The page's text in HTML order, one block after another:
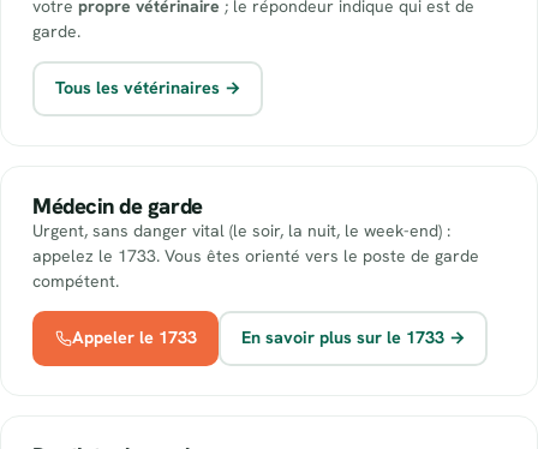
votre propre vétérinaire ; le répondeur indique qui est de
garde.
Tous les vétérinaires →
Médecin de garde
Urgent, sans danger vital (le soir, la nuit, le week-end) :
appelez le 1733. Vous êtes orienté vers le poste de garde
compétent.
Appeler le 1733 En savoir plus sur le 1733 →